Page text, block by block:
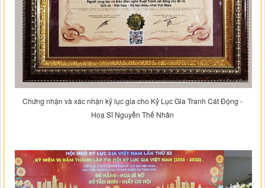
Chứng nhận và xác nhận kỷ lục gia cho Kỷ Lục Gia Tranh Cát Động -
Hoạ Sĩ Nguyễn Thế Nhân